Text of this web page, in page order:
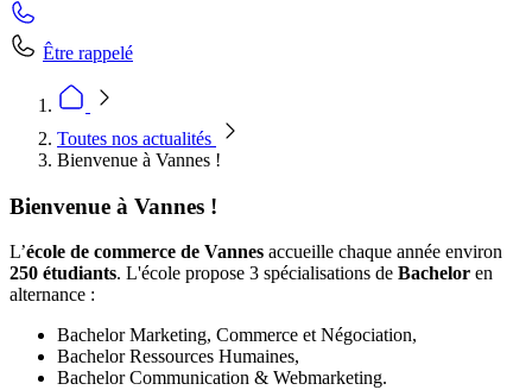
Être rappelé
Toutes nos actualités
Bienvenue à Vannes !
Bienvenue à Vannes !
L’école de commerce de Vannes accueille chaque année environ
250 étudiants. L'école propose 3 spécialisations de Bachelor en
alternance :
Bachelor Marketing, Commerce et Négociation,
Bachelor Ressources Humaines,
Bachelor Communication & Webmarketing.